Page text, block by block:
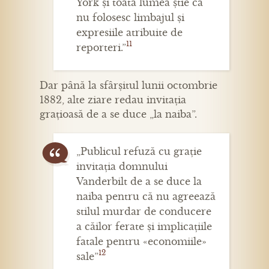
nu folosesc limbajul și
expresiile atribuite de
reporteri.”11
Dar până la sfârșitul lunii octombrie
1882, alte ziare redau invitația
grațioasă de a se duce „la naiba”.
„Publicul refuză cu grație
invitația domnului
Vanderbilt de a se duce la
naiba pentru că nu agreează
stilul murdar de conducere
a căilor ferate și implicațiile
fatale pentru «economiile»
sale”12